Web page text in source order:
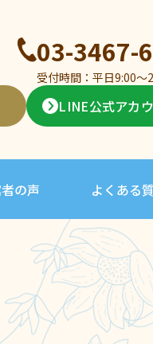
03-3467-
受付時間：平日9:00〜
LINE公式アカ
の声 よくある